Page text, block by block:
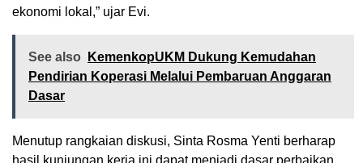
ekonomi lokal,” ujar Evi.
See also
KemenkopUKM Dukung Kemudahan
Pendirian Koperasi Melalui Pembaruan Anggaran
Dasar
Menutup rangkaian diskusi, Sinta Rosma Yenti berharap
hasil kunjungan kerja ini dapat menjadi dasar perbaikan